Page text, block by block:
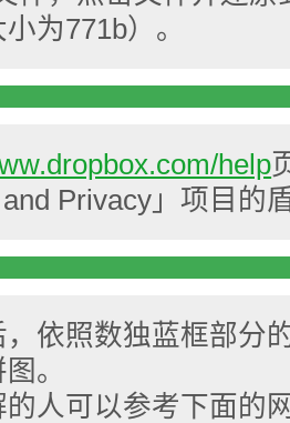
为771b）。
help
and Privacy」项目的
依照数独蓝框部分
。
人可以参考下面的